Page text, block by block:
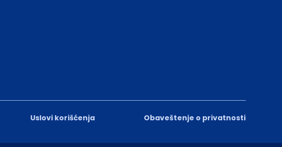
Uslovi korišćenja Obaveštenje o privatnosti